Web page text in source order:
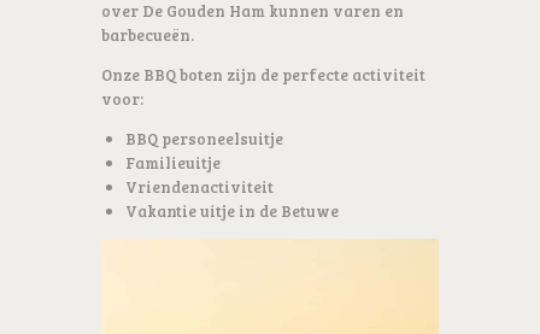
over De Gouden Ham kunnen varen en
barbecueën.
Onze BBQ boten zijn de perfecte activiteit
voor:
BBQ personeelsuitje
Familieuitje
Vriendenactiviteit
Vakantie uitje in de Betuwe